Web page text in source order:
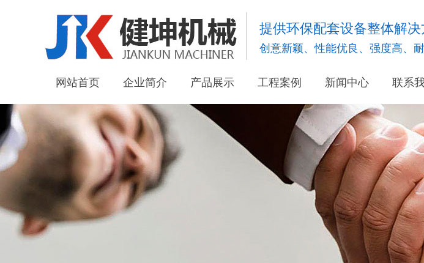
提供环保配套设备整体解决
创意新颖、性能优良、强度高、
网站首页 企业简介 产品展示 工程案例 新闻中心 联系